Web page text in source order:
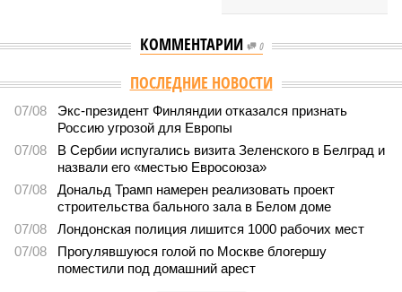
КОММЕНТАРИИ 0
Версия //Общество //
Земля уже не раз показывала человечеству свой
крутой нрав – когда покажет снова?
Земля уже не раз показывала человечеству свой крутой
нрав – когда покажет снова?
Последние времена
Земля уже не раз показывала человечеству свой крутой нрав – когда
покажет снова? (фото: АР-ТАСС)